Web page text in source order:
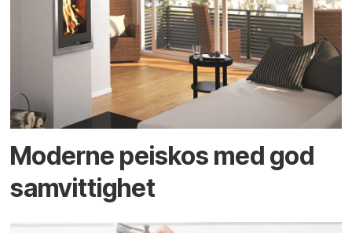
Moderne peiskos med god
samvittighet